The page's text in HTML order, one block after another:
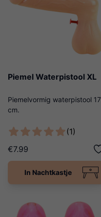
Piemel Waterpistool XL
Piemelvormig waterpistool 17
cm.
(1)
€7.99
In Nachtkastje